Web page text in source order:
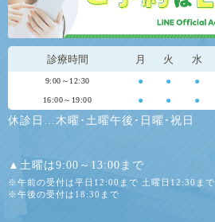
診療時間 月 火 水
9:00～12:30 ● ● ●
16:00～19:00 ● ● ●
休診日…木曜･土曜午後･日曜･祝日
▲土曜は9:00～13:00まで
※午前の受付は平日12:00まで 土曜日12:30まで
※午後の受付は18:30まで